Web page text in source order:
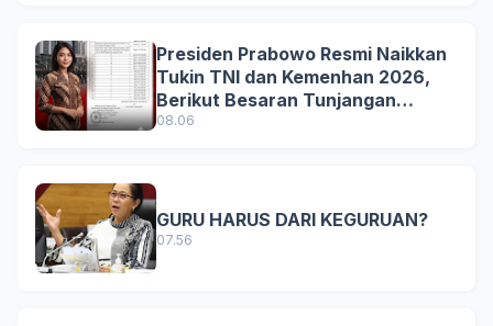
Presiden Prabowo Resmi Naikkan
Tukin TNI dan Kemenhan 2026,
Berikut Besaran Tunjangan
Terbaru
08.06
GURU HARUS DARI KEGURUAN?
07.56